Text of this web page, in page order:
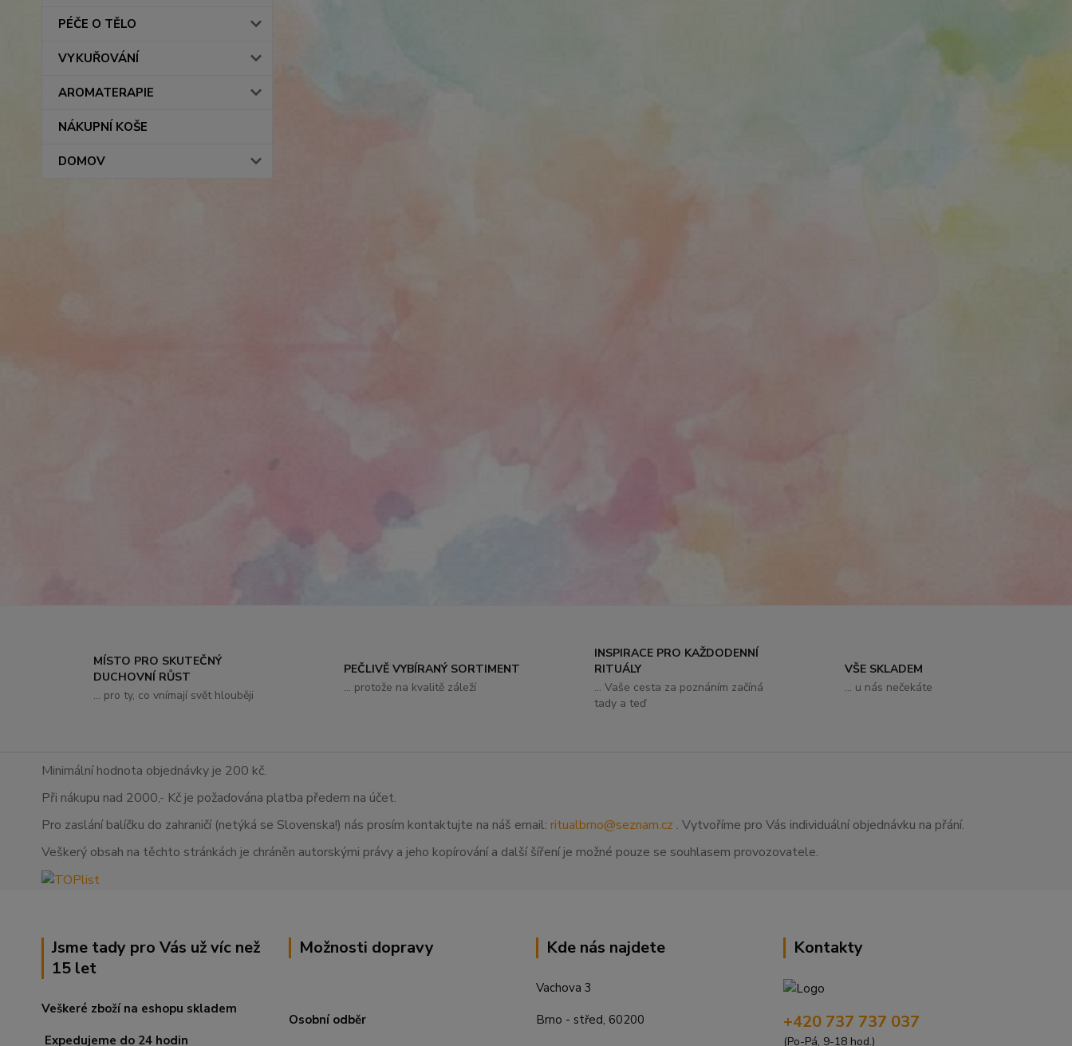
PÉČE O TĚLO
VYKUŘOVÁNÍ
AROMATERAPIE
NÁKUPNÍ KOŠE
DOMOV
MÍSTO PRO SKUTEČNÝ
DUCHOVNÍ RŮST
... pro ty, co vnímají svět hlouběji
PEČLIVĚ VYBÍRANÝ SORTIMENT
... protože na kvalitě záleží
INSPIRACE PRO KAŽDODENNÍ
RITUÁLY
... Vaše cesta za poznáním začíná
tady a teď
VŠE SKLADEM
... u nás nečekáte
Minimální hodnota objednávky je 200 kč.
Při nákupu nad 2000,- Kč je požadována platba předem na účet.
Pro zaslání balíčku do zahraničí (netýká se Slovenska!) nás prosím kontaktujte na náš email: ritualbrno@seznam.cz . Vytvoříme pro Vás individuální objednávku na přání.
Veškerý obsah na těchto stránkách je chráněn autorskými právy a jeho kopírování a další šíření je možné pouze se souhlasem provozovatele.
Jsme tady pro Vás už víc než
15 let
Veškeré zboží na eshopu skladem
Expedujeme do 24 hodin
Možnosti dopravy
Osobní odběr
Kde nás najdete
Vachova 3
Brno - střed, 60200
Kontakty
+420 737 737 037
(Po-Pá, 9-18 hod.)